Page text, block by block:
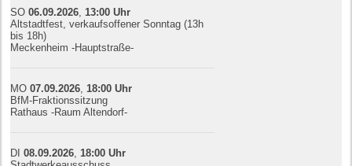
SO06.09.2026 13:00 Uhr
Altstadtfest, verkaufsoffener Sonntag (13h
bis 18h)
Meckenheim -Hauptstraße-
MO07.09.2026 18:00 Uhr
BfM-Fraktionssitzung
Rathaus -Raum Altendorf-
DI08.09.2026 18:00 Uhr